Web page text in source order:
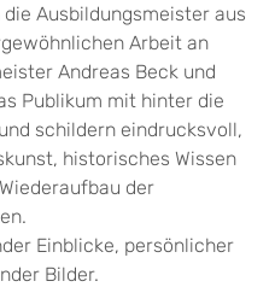
Ausbildungsmeister aus
Arbeit an
Andreas Beck und
Publikum mit hinter die
schildern eindrucksvoll,
historisches Wissen
der
Einblicke, persönlicher
Bilder.